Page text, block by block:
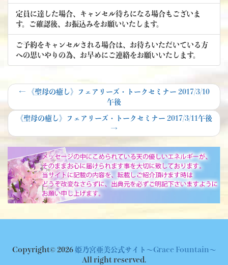
定員に達した場合、キャンセル待ちになる場合もございま
す。ご確認後、お振込みをお願いいたします。
ご予約をキャンセルされる場合は、お待ちいただいている方
への思いやりの為、お早めにご連絡をお願いいたします。
投
稿
ナ
ゲ
ー
シ
←Previous
《聖母の癒し》フェアリーズ・トークセミナー 2017/3/10
午後
Next
《聖母の癒し》フェアリーズ・トークセミナー 2017/3/11午後
→
Copyright© 2026 姫乃宮亜美公式サイト～Grace Fountain～
All right reserved.